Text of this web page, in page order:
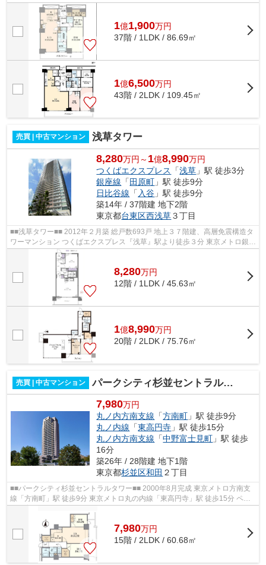
線「東雲」駅徒歩8分 ≪共用施設≫ フ...
1億1,900万円
37階 / 1LDK / 86.69㎡
1億6,500万円
43階 / 2LDK / 109.45㎡
売買 | 中古マンション 浅草タワー
8,280万円～ 1億8,990万円
つくばエクスプレス
「浅草 」駅 徒歩3分
銀座線 「 田原町 」駅 徒歩9分
日比谷線 「 入谷 」駅 徒歩9分
築14年 / 37階建 地下2階
東京都台東区西浅草３丁目
■■浅草タワー■■ 2012年２月築 総戸数693戸 地上３７階建、高層免震構造タ
ワーマンション つくばエクスプレス『浅草』駅より徒歩３分 東京メトロ銀座
線『田原町』駅より徒歩9分 東京...
8,280万円
12階 / 1LDK / 45.63㎡
1億8,990万円
20階 / 2LDK / 75.76㎡
売買 | 中古マンション パークシティ杉並セントラルタワー
7,980万円
丸ノ内方南支線 「方南町 」駅 徒歩9分
丸ノ内線 「東高円寺 」駅 徒歩15分
丸ノ内方南支線 「中野富士見町 」駅 徒歩
16分
築26年 / 28階建 地下1階
東京都杉並区和田 ２丁目
■■パークシティ杉並セントラルタワー■■ 2000年8月完成 東京メトロ方南支
線「方南町」駅 徒歩9分 東京メトロ丸の内線「東高円寺」駅 徒歩15分 ペッ
7,980万円
15階 / 2LDK / 60.68㎡